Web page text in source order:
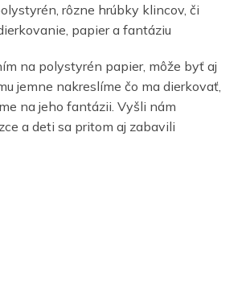
rôzne hrúbky klincov, či
papier a fantáziu
na polystyrén papier, môže byť aj
jemne nakreslíme čo ma dierkovať,
na jeho fantázii. Vyšli nám
a deti sa pritom aj zabavili